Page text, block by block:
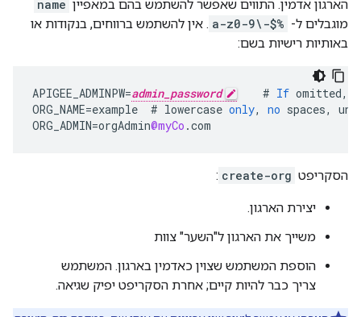
הארגון אדמין. התווים שאפשר להשתמש בהם במאפיין name
מוגבלים ל- a-z0-9\-$% . אין להשתמש ברווחים, בנקודות או
באותיות רישיות בשם:
APIGEE_ADMINPW=admin_password # If omitted,
ORG_NAME=example # lowercase only, no spaces,
ORG_ADMIN=orgAdmin@myCo .com
הסקריפט create-org
:
יצירת הארגון.
משייך את הארגון ל"השער" צוות
הוספת המשתמש שצוין כאדמין בארגון. המשתמש
צריך כבר להיות קיים; אחרת הסקריפט יפיק שגיאה.